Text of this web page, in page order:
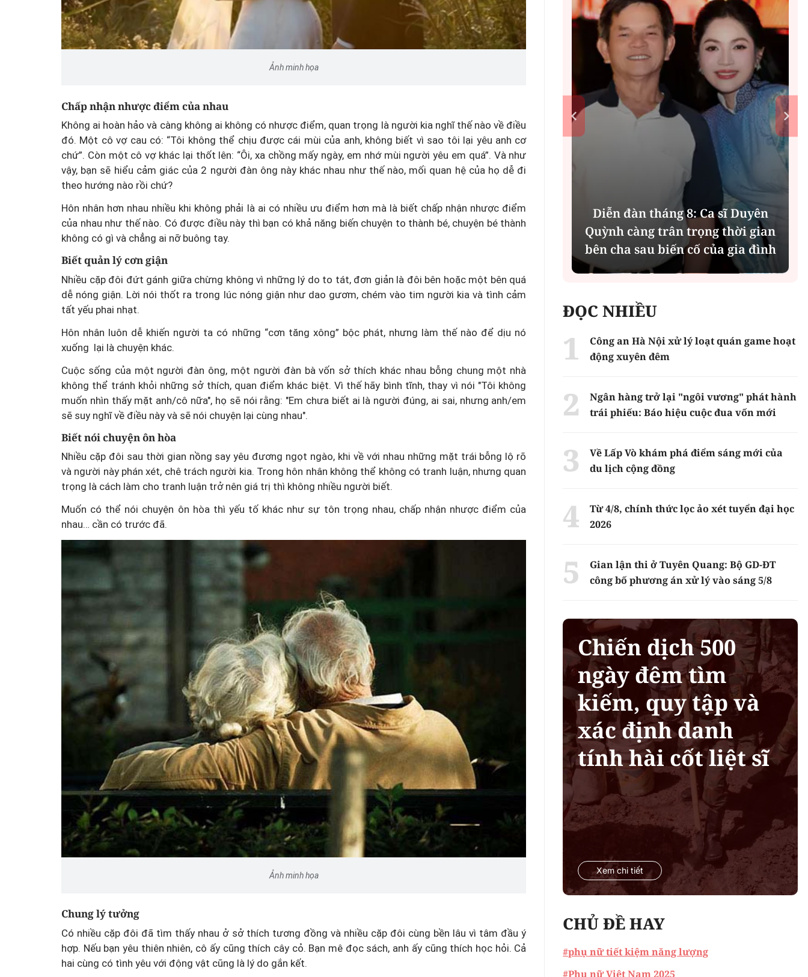
Ảnh minh họa
Chấp nhận nhược điểm của nhau
Không ai hoàn hảo và càng không ai không có nhược điểm, quan trọng là người kia nghĩ thế nào về điều
đó. Một cô vợ cau có: “Tôi không thể chịu được cái mùi của anh, không biết vì sao tôi lại yêu anh cơ
chứ”. Còn một cô vợ khác lại thốt lên: “Ôi, xa chồng mấy ngày, em nhớ mùi người yêu em quá”. Và như
vậy, bạn sẽ hiểu cảm giác của 2 người đàn ông này khác nhau như thế nào, mối quan hệ của họ dễ đi
theo hướng nào rồi chứ?
Hôn nhân hơn nhau nhiều khi không phải là ai có nhiều ưu điểm hơn mà là biết chấp nhận nhược điểm
của nhau như thế nào. Có được điều này thì bạn có khả năng biến chuyện to thành bé, chuyện bé thành
không có gì và chẳng ai nỡ buông tay.
Biết quản lý cơn giận
Nhiều cặp đôi đứt gánh giữa chừng không vì những lý do to tát, đơn giản là đôi bên hoặc một bên quá
dễ nóng giận. Lời nói thốt ra trong lúc nóng giận như dao gươm, chém vào tim người kia và tình cảm
tất yếu phai nhạt.
Hôn nhân luôn dễ khiến người ta có những “cơn tăng xông” bộc phát, nhưng làm thế nào để dịu nó
xuống lại là chuyện khác.
Cuộc sống của một người đàn ông, một người đàn bà vốn sở thích khác nhau bỗng chung một nhà
không thể tránh khỏi những sở thích, quan điểm khác biệt. Vì thế hãy bình tĩnh, thay vì nói "Tôi không
muốn nhìn thấy mặt anh/cô nữa", họ sẽ nói rằng: "Em chưa biết ai là người đúng, ai sai, nhưng anh/em
sẽ suy nghĩ về điều này và sẽ nói chuyện lại cùng nhau".
Biết nói chuyện ôn hòa
Nhiều cặp đôi sau thời gian nồng say yêu đương ngọt ngào, khi về với nhau những mặt trái bỗng lộ rõ
và người này phán xét, chê trách người kia. Trong hôn nhân không thể không có tranh luận, nhưng quan
trọng là cách làm cho tranh luận trở nên giá trị thì không nhiều người biết.
Muốn có thể nói chuyện ôn hòa thì yếu tố khác như sự tôn trọng nhau, chấp nhận nhược điểm của
nhau… cần có trước đã.
Ảnh minh họa
Chung lý tưởng
Có nhiều cặp đôi đã tìm thấy nhau ở sở thích tương đồng và nhiều cặp đôi cùng bền lâu vì tâm đầu ý
hợp. Nếu bạn yêu thiên nhiên, cô ấy cũng thích cây cỏ. Bạn mê đọc sách, anh ấy cũng thích học hỏi. Cả
hai cùng có tình yêu với động vật cũng là lý do gắn kết.
Một cuộc hôn nhân tan vỡ, 3
mảnh đất và bản án vì lẽ công
bằng
tế, tạo điều kiện để người dân
tiếp cận các dịch vụ y tế kỹ thuật
Diễn đàn tháng 8: Ca sĩ Duyên
Quỳnh càng trân trọng thời gian
bên cha sau biến cố của gia đình
ĐỌC NHIỀU
Công an Hà Nội xử lý loạt quán game hoạt
động xuyên đêm
Ngân hàng trở lại "ngôi vương" phát hành
trái phiếu: Báo hiệu cuộc đua vốn mới
Về Lấp Vò khám phá điểm sáng mới của
du lịch cộng đồng
Từ 4/8, chính thức lọc ảo xét tuyển đại học
2026
Gian lận thi ở Tuyên Quang: Bộ GD-ĐT
công bố phương án xử lý vào sáng 5/8
Chiến dịch 500
ngày đêm tìm
kiếm, quy tập và
xác định danh
tính hài cốt liệt sĩ
Xem chi tiết
CHỦ ĐỀ HAY
#phụ nữ tiết kiệm năng lượng
#Phụ nữ Việt Nam 2025